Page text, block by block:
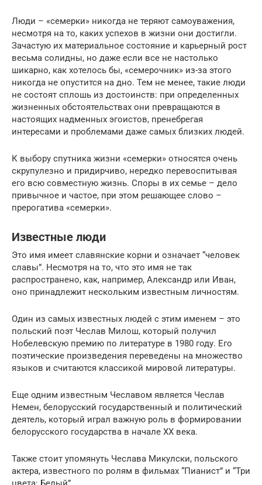
Люди – «семерки» никогда не теряют самоуважения,
несмотря на то, каких успехов в жизни они достигли.
Зачастую их материальное состояние и карьерный рост
весьма солидны, но даже если все не настолько
шикарно, как хотелось бы, «семерочник» из-за этого
никогда не опустится на дно. Тем не менее, такие люди
не состоят сплошь из достоинств: при определенных
жизненных обстоятельствах они превращаются в
настоящих надменных эгоистов, пренебрегая
интересами и проблемами даже самых близких людей.
К выбору спутника жизни «семерки» относятся очень
скрупулезно и придирчиво, нередко перевоспитывая
его всю совместную жизнь. Споры в их семье – дело
привычное и частое, при этом решающее слово –
прерогатива «семерки».
Известные люди
Это имя имеет славянские корни и означает “человек
славы”. Несмотря на то, что это имя не так
распространено, как, например, Александр или Иван,
оно принадлежит нескольким известным личностям.
Один из самых известных людей с этим именем – это
польский поэт Чеслав Милош, который получил
Нобелевскую премию по литературе в 1980 году. Его
поэтические произведения переведены на множество
языков и считаются классикой мировой литературы.
Еще одним известным Чеславом является Чеслав
Немен, белорусский государственный и политический
деятель, который играл важную роль в формировании
белорусского государства в начале XX века.
Также стоит упомянуть Чеслава Микулски, польского
актера, известного по ролям в фильмах “Пианист” и “Три